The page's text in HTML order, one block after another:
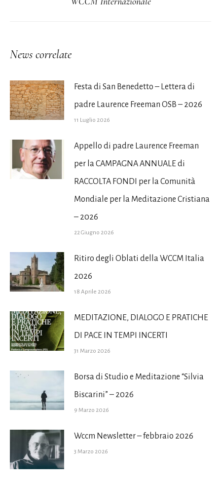
News correlate
Festa di San Benedetto – Lettera di
padre Laurence Freeman OSB – 2026
11 Luglio 2026
Appello di padre Laurence Freeman
per la CAMPAGNA ANNUALE di
RACCOLTA FONDI per la Comunità
Mondiale per la Meditazione Cristiana
– 2026
22 Giugno 2026
Ritiro degli Oblati della WCCM Italia
2026
18 Aprile 2026
MEDITAZIONE, DIALOGO E PRATICHE
DI PACE IN TEMPI INCERTI
31 Marzo 2026
Borsa di Studio e Meditazione “Silvia
Biscarini” – 2026
9 Marzo 2026
Wccm Newsletter – febbraio 2026
3 Marzo 2026